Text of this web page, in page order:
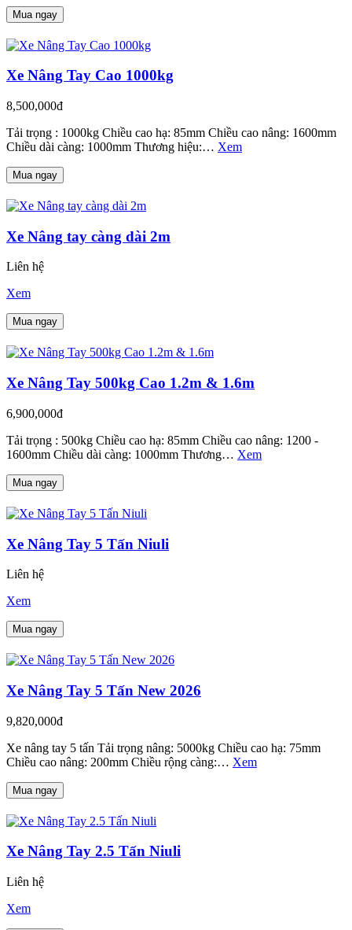
Mua ngay
Xe Nâng Tay Cao 1000kg
8,500,000đ
Tải trọng : 1000kg Chiều cao hạ: 85mm Chiều cao nâng: 1600mm
Chiều dài càng: 1000mm Thương hiệu:… Xem
Mua ngay
Xe Nâng tay càng dài 2m
Liên hệ
Xem
Mua ngay
Xe Nâng Tay 500kg Cao 1.2m & 1.6m
6,900,000đ
Tải trọng : 500kg Chiều cao hạ: 85mm Chiều cao nâng: 1200 -
1600mm Chiều dài càng: 1000mm Thương… Xem
Mua ngay
Xe Nâng Tay 5 Tấn Niuli
Liên hệ
Xem
Mua ngay
Xe Nâng Tay 5 Tấn New 2026
9,820,000đ
Xe nâng tay 5 tấn Tải trọng nâng: 5000kg Chiều cao hạ: 75mm
Chiều cao nâng: 200mm Chiều rộng càng:… Xem
Mua ngay
Xe Nâng Tay 2.5 Tấn Niuli
Liên hệ
Xem